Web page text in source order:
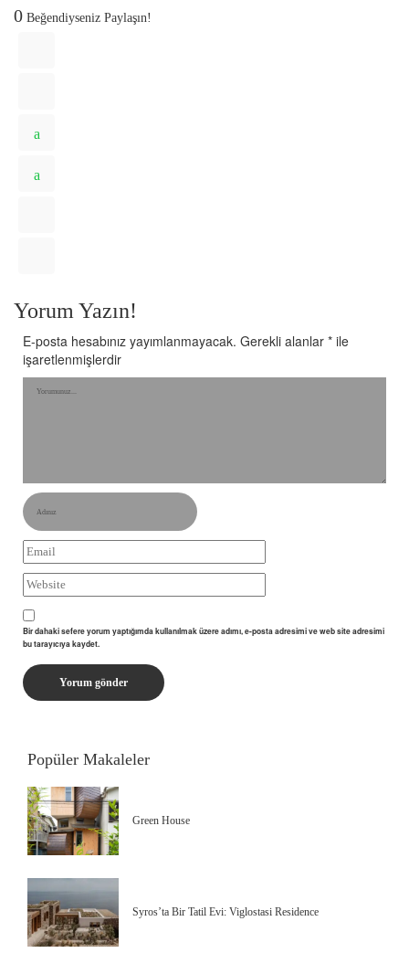
0 Beğendiyseniz Paylaşın!
Yorum Yazın!
E-posta hesabınız yayımlanmayacak. Gerekli alanlar * ile
işaretlenmişlerdir
Bir dahaki sefere yorum yaptığımda kullanılmak üzere adımı, e-posta adresimi ve web site adresimi
bu tarayıcıya kaydet.
Popüler Makaleler
Green House
Syros’ta Bir Tatil Evi: Viglostasi Residence